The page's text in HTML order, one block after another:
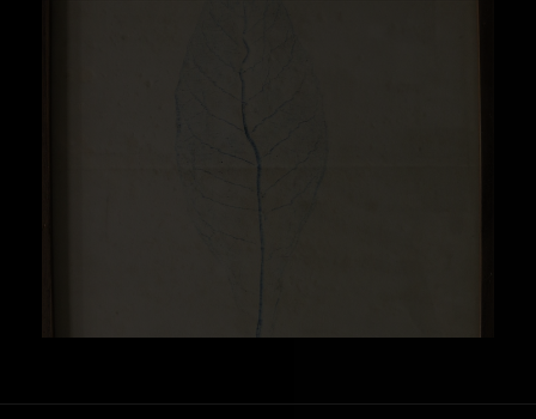
mercados europeos, supuso un desvío de la
compra-venta de tabaco americano hacia un